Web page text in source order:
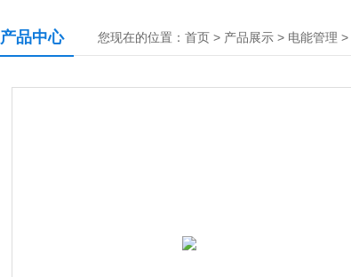
产品中心 您现在的位置： 首页 > 产品展示 > 电能管理 >